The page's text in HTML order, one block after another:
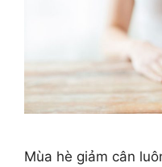
Mùa hè giảm cân